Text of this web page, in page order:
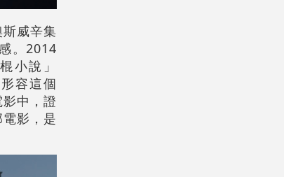
威辛集
。2014
小說」
容這個
中，證
影，是